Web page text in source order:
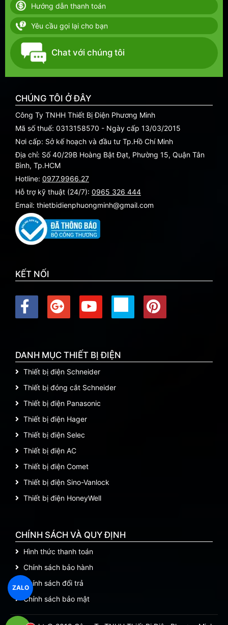
Hướng dẫn thanh toán
Yêu cầu gọi lại cho bạn
Chat với chúng tôi
CHÚNG TÔI Ở ĐÂY
Công Ty TNHH Thiết Bị Điện Phương Minh
Mã số thuế: 0313158570 - Ngày cấp 13/03/2015
Nơi cấp: Sở kế hoạch và đầu tư Tp.Hồ Chí Minh
Địa chỉ: Số 40/29B Hoàng Bật Đạt, Phường 15, Quận Tân
Bình, Tp.HCM
Hotline: 0977.9966.27
Hỗ trợ kỹ thuật (24/7): 0965 326 444
Email: thietbidienphuongminh@gmail.com
KẾT NỐI
DANH MỤC THIẾT BỊ ĐIỆN
Thiết bị điện Schneider
Thiết bị đóng cắt Schneider
Thiết bị điện Panasonic
Thiết bị điện Hager
Thiết bị điện Selec
Thiết bị điện AC
Thiết bị điện Comet
Thiết bị điện Sino-Vanlock
Thiết bị điện HoneyWell
CHÍNH SÁCH VÀ QUY ĐỊNH
Hình thức thanh toán
Chính sách bảo hành
Chính sách đổi trả
Chính sách bảo mật
ZALO